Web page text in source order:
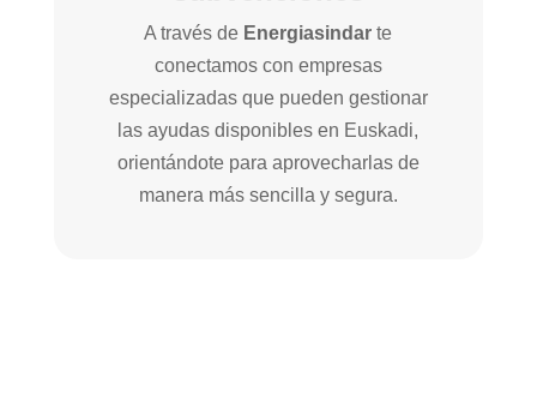
A través de Energiasindar te
conectamos con empresas
especializadas que pueden gestionar
las ayudas disponibles en Euskadi,
orientándote para aprovecharlas de
manera más sencilla y segura.